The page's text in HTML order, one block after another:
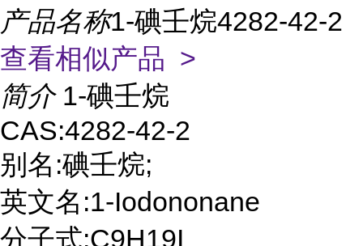
产品名称1-碘壬烷4282-42-2
查看相似产品 >
简介 1-碘壬烷
CAS:4282-42-2
别名:碘壬烷;
英文名:1-Iodononane
分子式:C9H19I